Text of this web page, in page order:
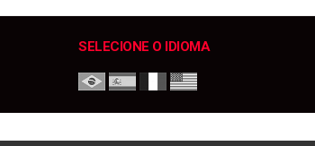
SELECIONE O IDIOMA